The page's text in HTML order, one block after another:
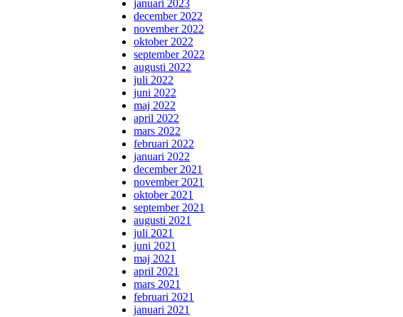
januari 2023
december 2022
november 2022
oktober 2022
september 2022
augusti 2022
juli 2022
juni 2022
maj 2022
april 2022
mars 2022
februari 2022
januari 2022
december 2021
november 2021
oktober 2021
september 2021
augusti 2021
juli 2021
juni 2021
maj 2021
april 2021
mars 2021
februari 2021
januari 2021